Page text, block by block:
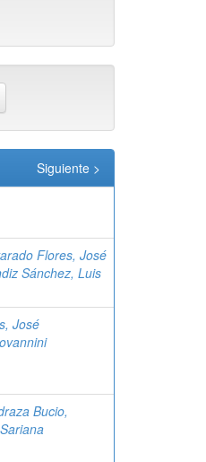
Siguiente >
Flores, José
Sánchez, Luis
José
Bucio,